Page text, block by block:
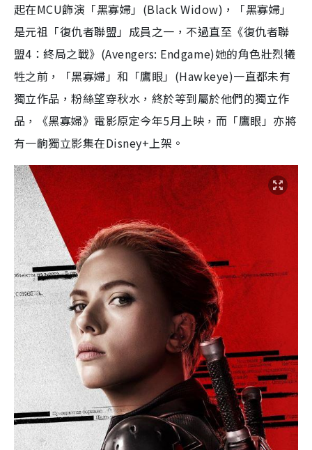
起在MCU飾演「黑寡婦」(Black Widow)，「黑寡婦」
是元祖「復仇者聯盟」成員之一，不過直至《復仇者聯
盟4：終局之戰》(Avengers: Endgame)她的角色壯烈犧
牲之前，「黑寡婦」和「鷹眼」(Hawkeye)一直都未有
獨立作品，粉絲望穿秋水，終於等到屬於他們的獨立作
品，《黑寡婦》電影原定今年5月上映，而「鷹眼」亦將
有一齣獨立影集在Disney+上架。